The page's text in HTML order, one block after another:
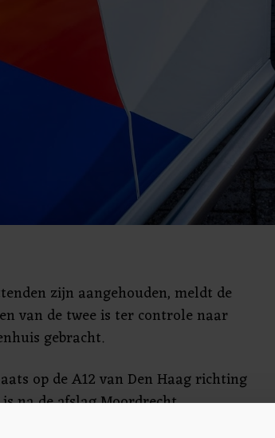
zijn aangehouden, meldt de
van de twee is ter controle naar
gebracht.
op de A12 van Den Haag richting
na de afslag Moordrecht